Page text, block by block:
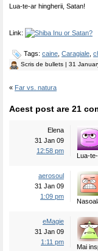
Lua-te-ar hingherii, Satan!
Link:
Tags: caine Caragiale
Scris de bullets | 31
« Far vs. natura
Acest post are 21
Elena
31 Jan 09
12:58 pm
Lua-
aerosoul
31 Jan 09
1:09 pm
eMagie
31 Jan 09
1:11 pm
Mai